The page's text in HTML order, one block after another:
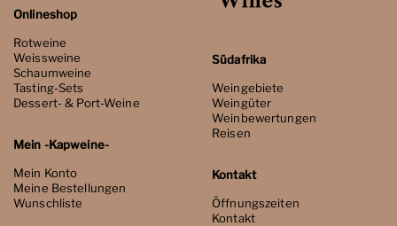
Onlineshop
Rotweine
Weissweine
Schaumweine
Tasting-Sets
Dessert- & Port-Weine
Mein -Kapweine-
Mein Konto
Meine Bestellungen
Wunschliste
Südafrika
Weingebiete
Weingüter
Weinbewertungen
Reisen
Kontakt
Öffnungszeiten
Kontakt